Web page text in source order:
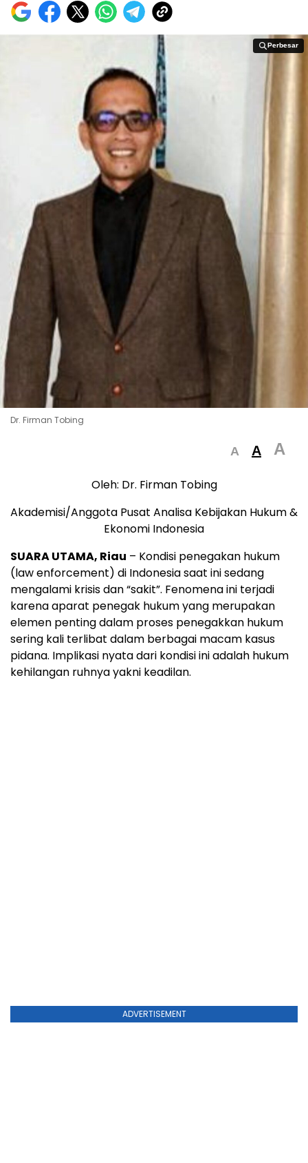
Perbesar
Perbesar
Dr. Firman Tobing
A A A
Oleh: Dr. Firman Tobing
Akademisi/Anggota Pusat Analisa Kebijakan Hukum &
Ekonomi Indonesia
SUARA UTAMA, Riau – Kondisi penegakan hukum
(law enforcement) di Indonesia saat ini sedang
mengalami krisis dan “sakit”. Fenomena ini terjadi
karena aparat penegak hukum yang merupakan
elemen penting dalam proses penegakkan hukum
sering kali terlibat dalam berbagai macam kasus
pidana. Implikasi nyata dari kondisi ini adalah hukum
kehilangan ruhnya yakni keadilan.
ADVERTISEMENT